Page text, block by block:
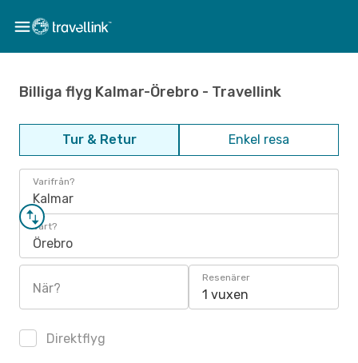
Billiga flyg Kalmar-Örebro - Travellink
Tur & Retur Enkel resa
Varifrån?
Kalmar
Vart?
Örebro
När?
Resenärer
1 vuxen
Direktflyg